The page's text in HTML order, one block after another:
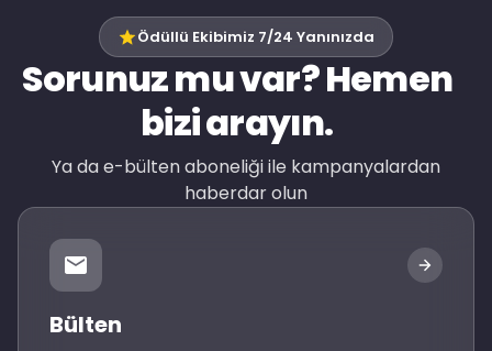
Ödüllü Ekibimiz 7/24 Yanınızda
Sorunuz mu var? Hemen
bizi arayın.
Ya da e-bülten aboneliği ile kampanyalardan
haberdar olun
Bülten